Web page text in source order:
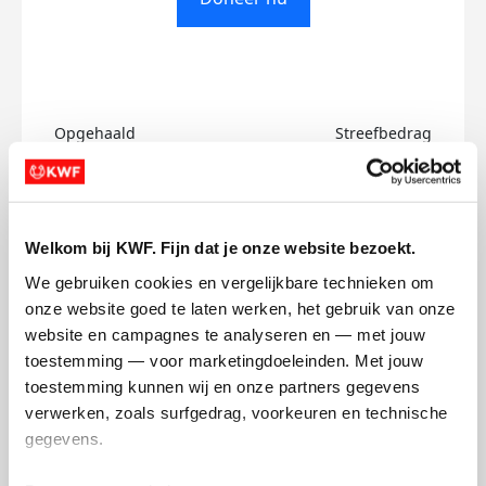
Welkom bij KWF. Fijn dat je onze website bezoekt.
We gebruiken cookies en vergelijkbare technieken om
onze website goed te laten werken, het gebruik van onze
website en campagnes te analyseren en — met jouw
toestemming — voor marketingdoeleinden. Met jouw
toestemming kunnen wij en onze partners gegevens
verwerken, zoals surfgedrag, voorkeuren en technische
gegevens.
Opgehaald
€0
Streefbedrag
€500
Aleksandra's badges